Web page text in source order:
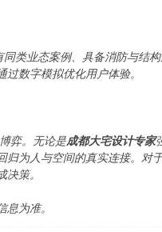
类业态案例、具备消防与结
过数字模拟优化用户体验。
弈。无论是成都大宅设计专家
为人与空间的真实连接。对
策。
为准。